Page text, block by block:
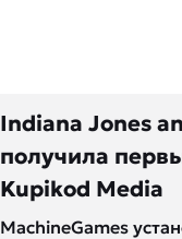
Indiana Jones
получила
Kupikod Media
MachineGames